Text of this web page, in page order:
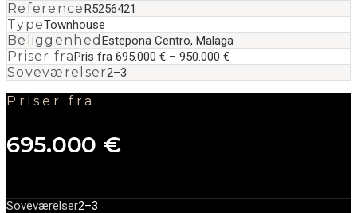
ReferenceR5256421
TypeTownhouse
BeliggenhedEstepona Centro, Malaga
Priser fraPris fra 695.000 € – 950.000 €
Soveværelser2–3
Priser fra
695.000 €
Soveværelser2–3